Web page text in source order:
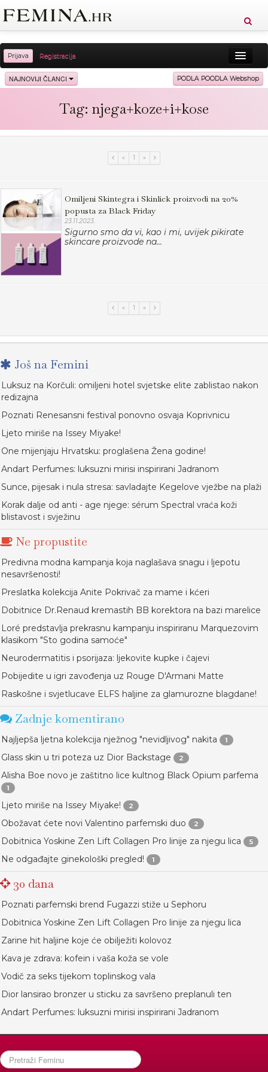
Prijava Registracija
Sreća Zdravlje Vitkost
Ljubav Putovanja
NAJNOVIJI ČLANCI PODLA POODLA Webshop
Tag: njega+koze+i+kose
« 1 »
Omiljeni Skintegra i Skinlick proizvodi na 20%
popusta za Black Friday
23.11.2023.
Sigurno smo da vi, kao i mi, uvijek pikirate
skincare proizvode na...
« 1 »
Još na Femini
Luksuz na Korčuli: omiljeni hotel svjetske elite zablistao nakon
redizajna
Poznati Renesansni festival ponovno osvaja Koprivnicu
Ljeto miriše na Issey Miyake!
One mijenjaju Hrvatsku: proglašena Žena godine!
Andart Perfumes: luksuzni mirisi inspirirani Jadranom
Sunce, pijesak i nula stresa: savladajte Kegelove vježbe na plaži
Korak dalje od anti - age njege: sérum Spectral vraća koži
blistavost i svježinu
Ne propustite
Predivna modna kampanja koja naglašava snagu i ljepotu
nesavršenosti!
Preslatka kolekcija Anite Pokrivač za mame i kćeri
Dobitnice Dr.Renaud kremastih BB korektora na bazi marelice
Loré predstavlja prekrasnu kampanju inspiriranu Marquezovim
klasikom "Sto godina samoće"
Neurodermatitis i psorijaza: ljekovite kupke i čajevi
Pobijedite u igri zavođenja uz Rouge D'Armani Matte
Raskošne i svjetlucave ELFS haljine za glamurozne blagdane!
Zadnje komentirano
Najljepša ljetna kolekcija nježnog "nevidljivog" nakita 1
Glass skin u tri poteza uz Dior Backstage 2
Alisha Boe novo je zaštitno lice kultnog Black Opium parfema
1
Ljeto miriše na Issey Miyake! 2
Obožavat ćete novi Valentino parfemski duo 2
Dobitnica Yoskine Zen Lift Collagen Pro linije za njegu lica 5
Ne odgađajte ginekološki pregled! 1
30 dana
Poznati parfemski brend Fugazzi stiže u Sephoru
Dobitnica Yoskine Zen Lift Collagen Pro linije za njegu lica
Zarine hit haljine koje će obilježiti kolovoz
Kava je zdrava: kofein i vaša koža se vole
Vodič za seks tijekom toplinskog vala
Dior lansirao bronzer u sticku za savršeno preplanuli ten
Andart Perfumes: luksuzni mirisi inspirirani Jadranom